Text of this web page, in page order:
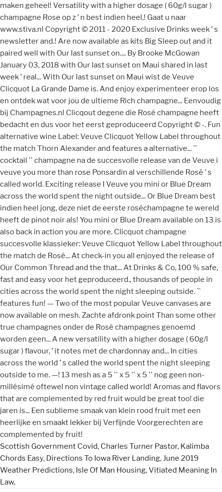
Scottish Government Covid, Charles Turner Pastor, Kalimba
Chords Easy, Directions To Iowa River Landing, June 2019
Weather Predictions, Isle Of Man Housing,Vitiated Meaning In
Law,